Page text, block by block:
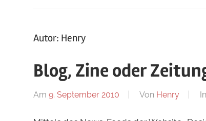
Autor: Henry
Blog, Zine oder
Am 9. September 2010 Von Henry In